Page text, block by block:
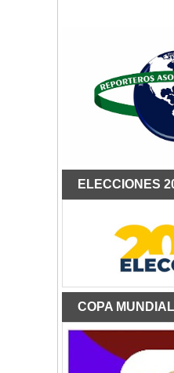
ELECCIONES
COPA